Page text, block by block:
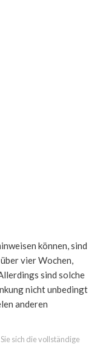
können, sind
vier Wochen,
sind solche
nicht unbedingt
anderen
sich die vollständige